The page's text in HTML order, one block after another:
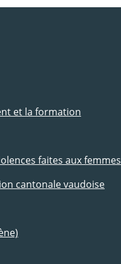
et la formation
faites aux femmes
cantonale vaudoise